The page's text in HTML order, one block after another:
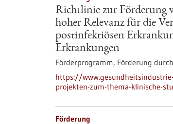
Richtlinie zur Förderung
hoher Relevanz für die
postinfektiösen
Erkrankungen
Förderprogramm, Förderung
https://
projekten-zum-thema-klinische-
Förderung